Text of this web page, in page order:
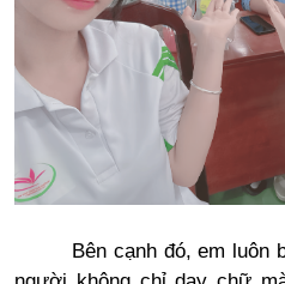
Bên cạnh đó, em luôn